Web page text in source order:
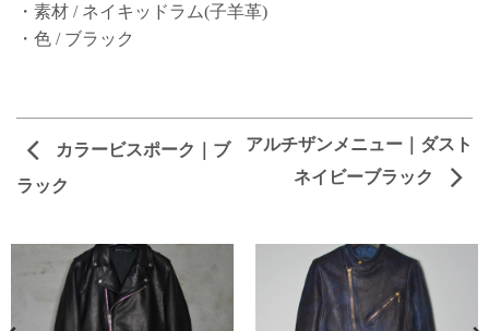
・素材 / ネイキッドラム(子羊革)
・色 / ブラック
カラービスポーク｜ブ
ラック
アルチザンメニュー｜ダスト
ネイビーブラック